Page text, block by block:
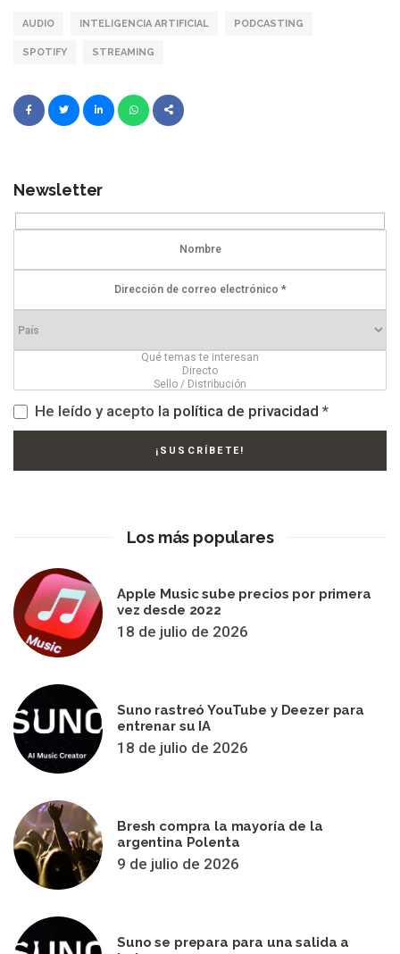
AUDIO INTELIGENCIA ARTIFICIAL PODCASTING
SPOTIFY STREAMING
Newsletter
He leído y acepto la política de privacidad *
Los más populares
Apple Music sube precios por primera
vez desde 2022
18 de julio de 2026
Suno rastreó YouTube y Deezer para
entrenar su IA
18 de julio de 2026
Bresh compra la mayoría de la
argentina Polenta
9 de julio de 2026
Suno se prepara para una salida a